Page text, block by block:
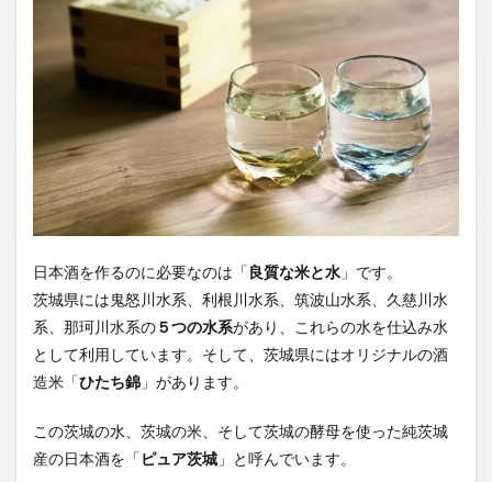
日本酒を作るのに必要なのは「 良質な米と水」です。
茨城県には鬼怒川水系、利根川水系、筑波山水系、久慈川水
系、那珂川水系の５つの水系があり、これらの水を仕込み水
として利用しています。そして、茨城県にはオリジナルの酒
造米「ひたち錦 」があります。
この茨城の水、茨城の米、そして茨城の酵母を使った純茨城
産の日本酒を「 ピュア茨城 」と呼んでいます。